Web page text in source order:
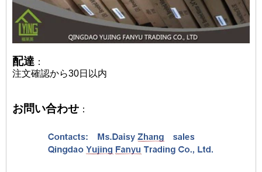
配達 ：
注文確認から30日以内
お問い合わせ ：